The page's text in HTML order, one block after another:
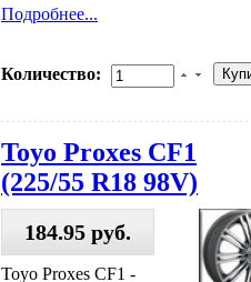
Подробнее...
Количество:
Toyo Proxes CF1
(225/55 R18 98V)
184.95 руб.
Toyo Proxes CF1 -